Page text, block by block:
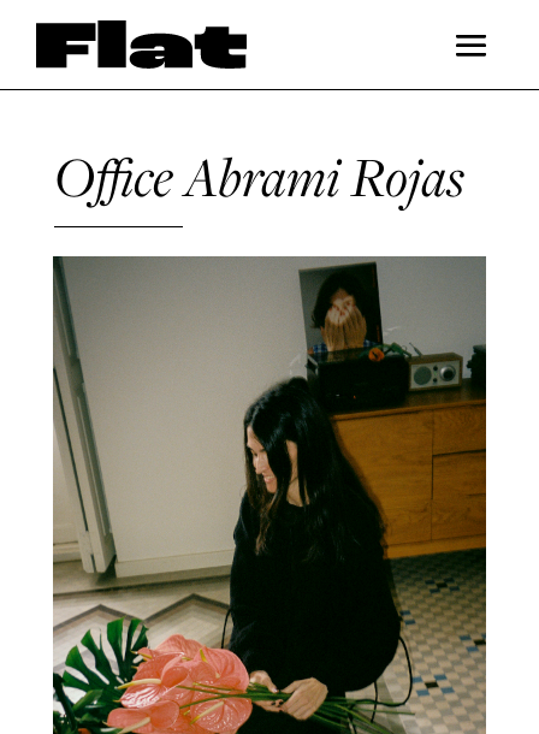
Office Abrami Rojas